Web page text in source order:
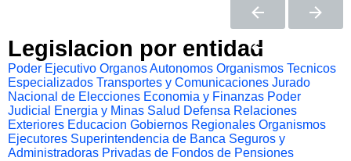
Legislacion por entidad
Poder Ejecutivo Organos Autonomos Organismos Tecnicos
Especializados Transportes y Comunicaciones Jurado
Nacional de Elecciones Economia y Finanzas Poder
Judicial
Energia y Minas Salud Defensa Relaciones
Exteriores Educacion Gobiernos Regionales Organismos
Ejecutores Superintendencia de Banca Seguros y
Administradoras Privadas de Fondos de Pensiones